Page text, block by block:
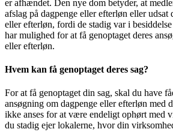
er afhændet. Den nye dom betyder, at
afslag på dagpenge eller efterløn eller udsat
eller efterløn, fordi de stadig var i
har mulighed for at få genoptaget deres
eller efterløn.
Hvem kan få genoptaget deres sag?
For at få genoptaget din sag, skal du have
ansøgning om dagpenge eller efterløn med
ikke anses for at være endeligt ophørt med
du stadig ejer lokalerne, hvor din